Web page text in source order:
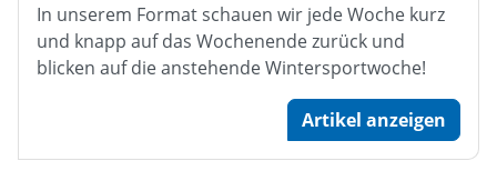
In unserem Format schauen wir jede Woche kurz
und knapp auf das Wochenende zurück und
blicken auf die anstehende Wintersportwoche!
Artikel anzeigen